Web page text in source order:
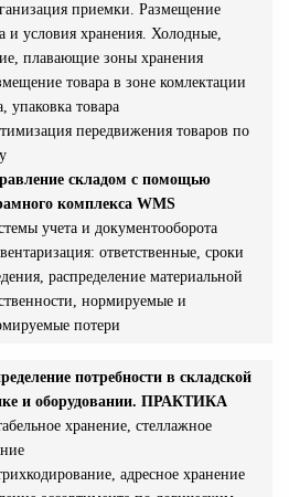
приемки. Размещение
и условия хранения. Холодные,
плавающие зоны хранения
товара в зоне комлектации
упаковка товара
передвижения товаров по
складом с помощью
комплекса WMS
учета и документооборота
ответственные, сроки
распределение материальной
нормируемые и
потери
потребности в складской
и оборудовании. ПРАКТИКА
хранение, стеллажное
адресное хранение